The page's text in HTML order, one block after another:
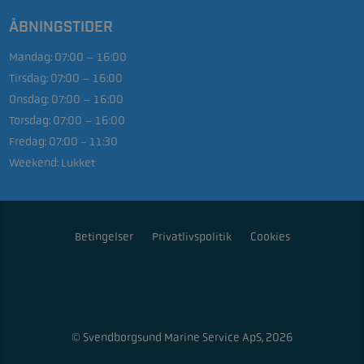
ÅBNINGSTIDER
Mandag:07:00 – 16:00
Tirsdag:07:00 – 16:00
Onsdag:07:00 – 16:00
Torsdag:07:00 – 16:00
Fredag:07:00 - 11:30
Weekend:Lukket
Betingelser Privatlivspolitik Cookies
© Svendborgsund Marine Service ApS, 2026